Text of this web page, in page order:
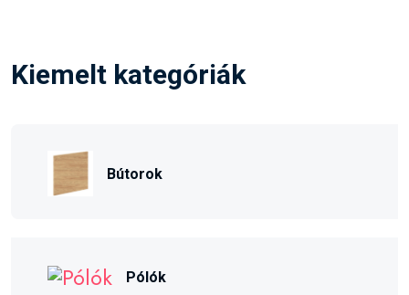
Kiemelt kategóriák
Bútorok
Pólók